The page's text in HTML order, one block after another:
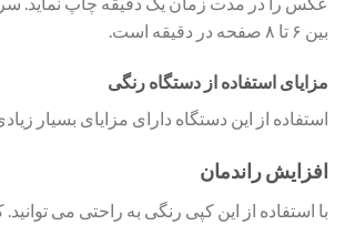
بین ۶ تا ۸ صفحه در دقیقه است.
مزایای استفاده از دستگاه رنگی
استفاده از این دستگاه دارای مزایای بسیار
افزایش راندمان
با استفاده از این کپی رنگی به راحتی می ‌توانید.